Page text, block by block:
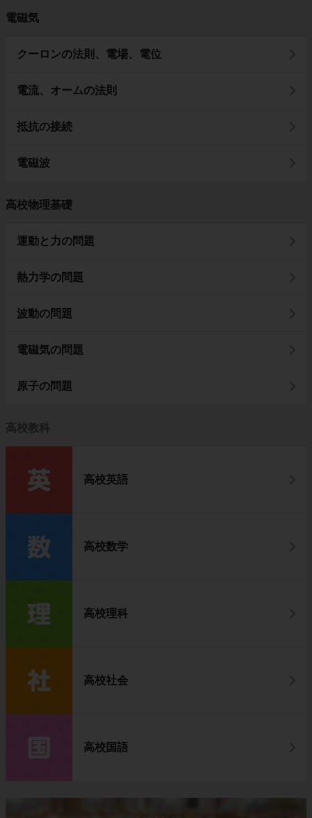
電磁気
クーロンの法則、電場、電位
電流、オームの法則
抵抗の接続
電磁波
高校物理基礎
運動と力の問題
熱力学の問題
波動の問題
電磁気の問題
原子の問題
高校教科
高校英語
高校数学
高校理科
高校社会
高校国語